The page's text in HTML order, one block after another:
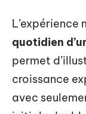
quotidien
permet
croissance
avec